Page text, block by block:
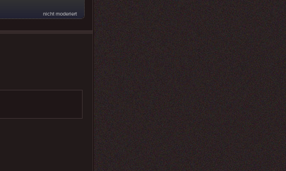
nicht moderiert